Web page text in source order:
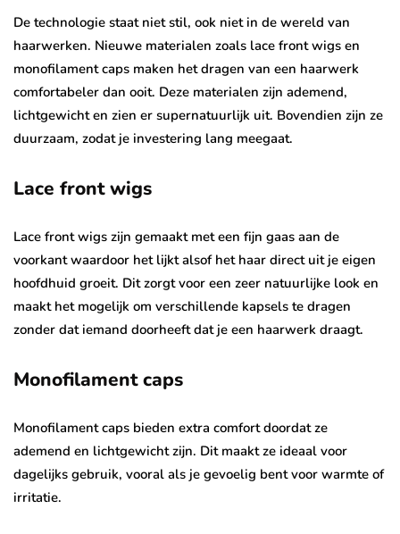
De technologie staat niet stil, ook niet in de wereld van
haarwerken. Nieuwe materialen zoals lace front wigs en
monofilament caps maken het dragen van een haarwerk
comfortabeler dan ooit. Deze materialen zijn ademend,
lichtgewicht en zien er supernatuurlijk uit. Bovendien zijn ze
duurzaam, zodat je investering lang meegaat.
Lace front wigs
Lace front wigs zijn gemaakt met een fijn gaas aan de
voorkant waardoor het lijkt alsof het haar direct uit je eigen
hoofdhuid groeit. Dit zorgt voor een zeer natuurlijke look en
maakt het mogelijk om verschillende kapsels te dragen
zonder dat iemand doorheeft dat je een haarwerk draagt.
Monofilament caps
Monofilament caps bieden extra comfort doordat ze
ademend en lichtgewicht zijn. Dit maakt ze ideaal voor
dagelijks gebruik, vooral als je gevoelig bent voor warmte of
irritatie.